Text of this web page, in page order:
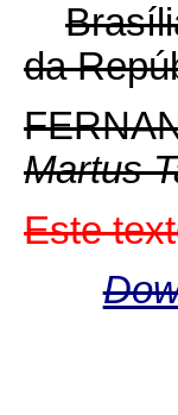
da
Martus
Este